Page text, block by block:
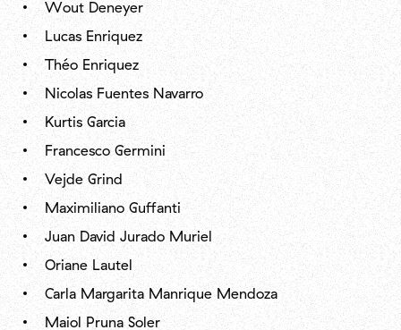
Wout Deneyer
Lucas Enriquez
Théo Enriquez
Nicolas Fuentes Navarro
Kurtis Garcia
Francesco Germini
Vejde Grind
Maximiliano Guffanti
Juan David Jurado Muriel
Oriane Lautel
Carla Margarita Manrique Mendoza
Maiol Pruna Soler